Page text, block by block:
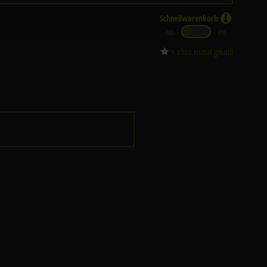
Schnellwarenkorb
aus
ein
= schon einmal gekauft